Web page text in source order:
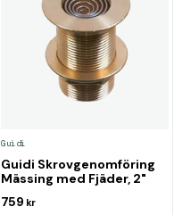
Guidi
Guidi Skrovgenomföring
Mässing med Fjäder, 2"
759 kr